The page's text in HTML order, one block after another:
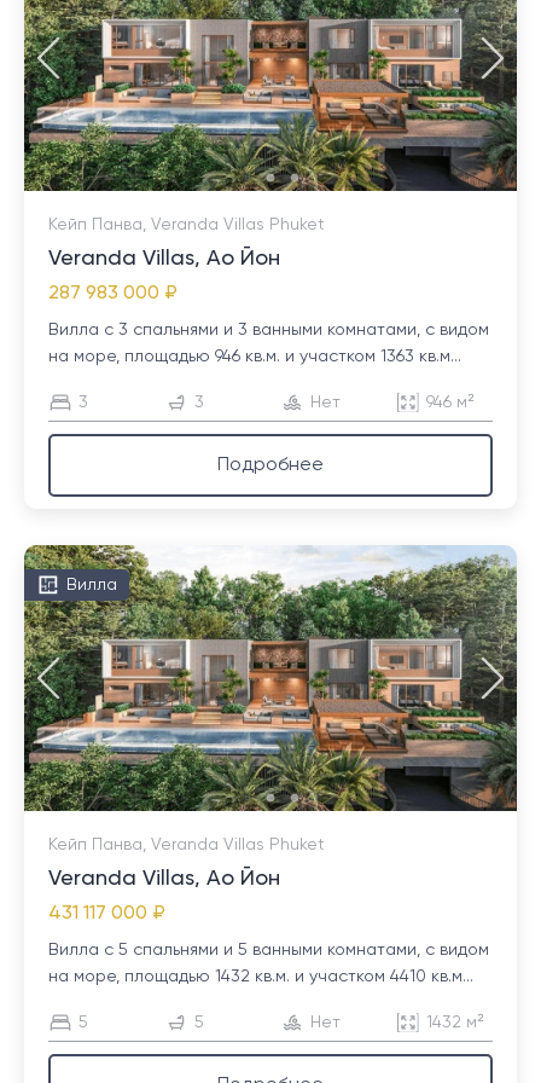
Кейп Панва, Veranda Villas Phuket
Veranda Villas, Ао Йон
287 983 000 ₽
Вилла с 3 спальнями и 3 ванными комнатами, с видом
на море, площадью 946 кв.м. и участком 1363 кв.м...
3 3 Нет 946 м²
Подробнее
Вилла
Кейп Панва, Veranda Villas Phuket
Veranda Villas, Ао Йон
431 117 000 ₽
Вилла с 5 спальнями и 5 ванными комнатами, с видом
на море, площадью 1432 кв.м. и участком 4410 кв.м...
5 5 Нет 1432 м²